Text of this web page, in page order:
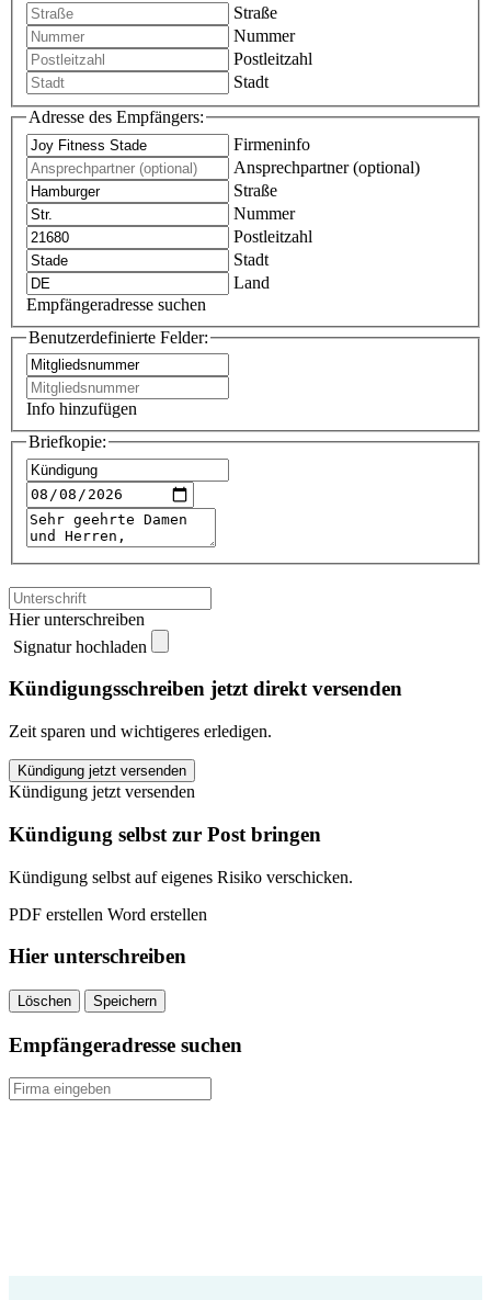
Straße
Nummer
Postleitzahl
Stadt
Adresse des Empfängers:
Firmeninfo
Ansprechpartner (optional)
Straße
Nummer
Postleitzahl
Stadt
Land
Empfängeradresse suchen
Benutzerdefinierte Felder:
Info hinzufügen
Briefkopie:
Hier unterschreiben
Signatur hochladen
Kündigungsschreiben jetzt direkt versenden
Zeit sparen und wichtigeres erledigen.
Joy
Fitness
kündigen
quantity
Kündigung jetzt versenden
Kündigung jetzt versenden
Kündigung selbst zur Post bringen
Kündigung selbst auf eigenes Risiko verschicken.
PDF erstellen Word erstellen
Hier unterschreiben
Löschen Speichern
Empfängeradresse suchen